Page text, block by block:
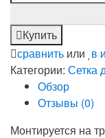
Купить
сравнить или в
Категории: Сетка
Обзор
Отзывы (0)
Монтируется на